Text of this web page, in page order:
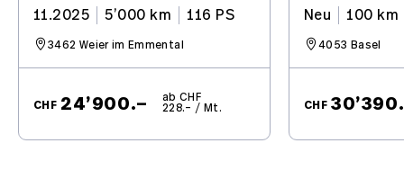
Elektrische Fensterheber
Fahrersitz höhenverstellbar
11.2025 5’000 km 116 PS
3462 Weier im Emmental
CHF 24’900.– ab CHF
228.– / Mt.
Neu 100 km
4053 Basel
CHF